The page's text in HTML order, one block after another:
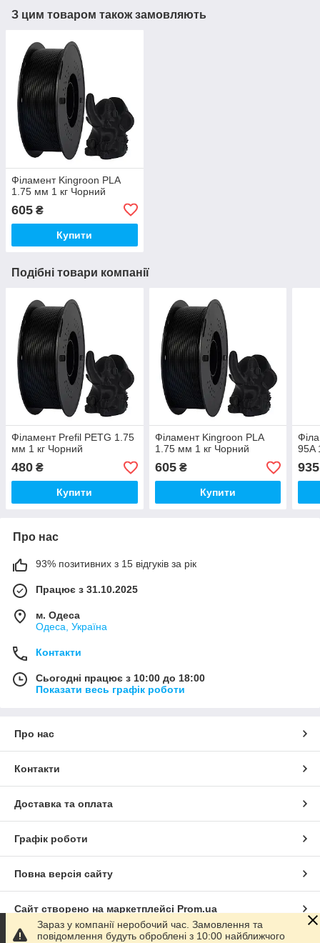
З цим товаром також замовляють
Філамент Kingroon PLA
1.75 мм 1 кг Чорний
605 ₴
Купити
Подібні товари компанії
Філамент Prefil PETG 1.75
мм 1 кг Чорний
480 ₴
Купити
Філамент Kingroon PLA
1.75 мм 1 кг Чорний
605₴
Купити
95A
935
Про нас
93% позитивних з 15 відгуків за рік
Працює з 31.10.2025
м. Одеса
Одеса, Україна
Контакти
Сьогодні працює з 10:00 до 18:00
Показати весь графік роботи
Про нас
Контакти
Доставка та оплата
Графік роботи
Повна версія сайту
Сайт створено на маркетплейсі Prom.ua
Зараз у компанії неробочий час. Замовлення та
повідомлення будуть оброблені з 10:00 найближчого